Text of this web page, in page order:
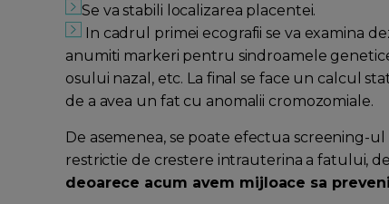
Se va stabili localizarea placentei.
In cadrul primei ecografii se va examina
anumiti markeri pentru sindroamele
osului nazal, etc. La final se face un calcul
de a avea un fat cu anomalii cromozomiale.
De asemenea, se poate efectua screening-
restrictie de crestere intrauterina a fatului,
deoarece acum avem mijloace sa